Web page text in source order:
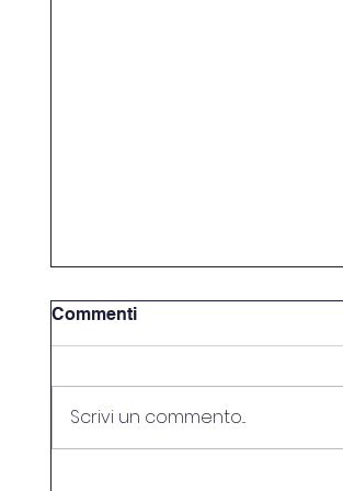
Commenti
Scrivi un commento...